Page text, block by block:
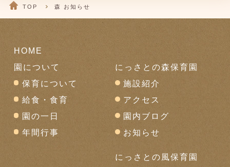
TOP 森 お知らせ
HOME
園について
保育について
給食・食育
園の一日
年間行事
にっさとの森保育園
施設紹介
アクセス
園内ブログ
お知らせ
にっさとの風保育園